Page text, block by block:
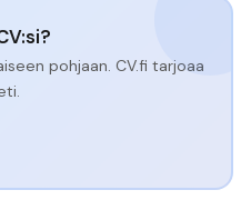
pohjaan. CV.fi tarjoaa